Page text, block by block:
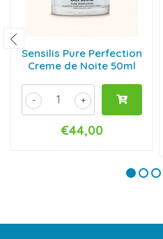
Sensilis Pure Perfection
Creme de Noite 50ml
+
-
€44,00